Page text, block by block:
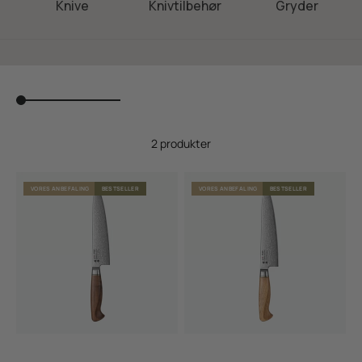
Knive Knivtilbehør Gryder
2 produkter
VORES ANBEFALING BESTSELLER VORES ANBEFALING BESTSELLER